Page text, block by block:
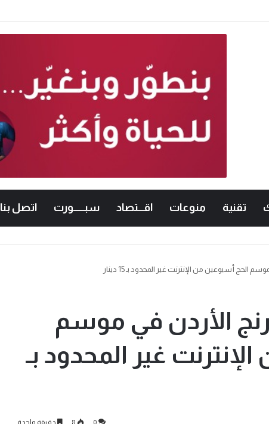
الشاورما الجديدة.. والنقابة تطالب بتطبيقها تدريجياً
تقنية منوعات اقـــتصاد سبــــــورت اتصل بنا
أسبوعين من الإنترنت غير المحدود بـ 15 دينار
الأردن في موسم
غير المحدود بـ
0
8 دقيقة واحدة